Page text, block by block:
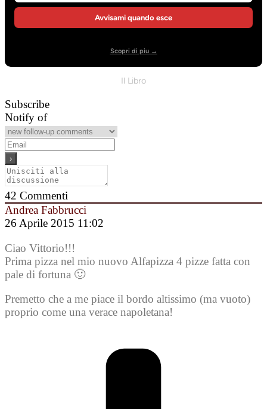
Avvisami quando esce
Scopri di piu →
Il Libro
Subscribe
Notify of
42 Commenti
Andrea Fabbrucci
26 Aprile 2015 11:02
Ciao Vittorio!!!
Prima pizza nel mio nuovo Alfapizza 4 pizze fatta con
pale di fortuna 🙂
Premetto che a me piace il bordo altissimo (ma vuoto)
proprio come una verace napoletana!